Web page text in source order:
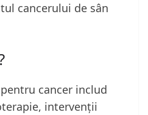
cancerului de sân
cancer includ
intervenții